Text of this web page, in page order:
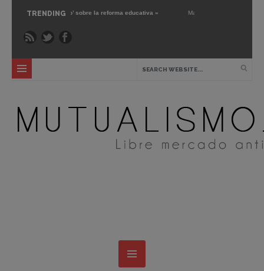
TRENDING
sobre la reforma educativa » Mar 1 ›
Gary Chartier nos presenta